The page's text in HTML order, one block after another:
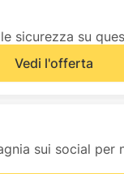
sicurezza su
Vedi l'offerta
sui social per